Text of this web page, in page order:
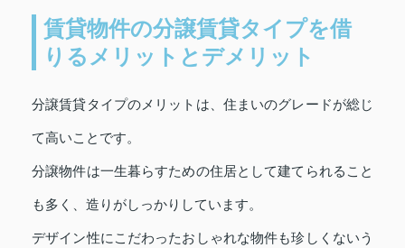
賃貸物件の分譲賃貸タイプを借
りるメリットとデメリット
分譲賃貸タイプのメリットは、住まいのグレードが総じ
て高いことです。
分譲物件は一生暮らすための住居として建てられること
も多く、造りがしっかりしています。
デザイン性にこだわったおしゃれな物件も珍しくないう